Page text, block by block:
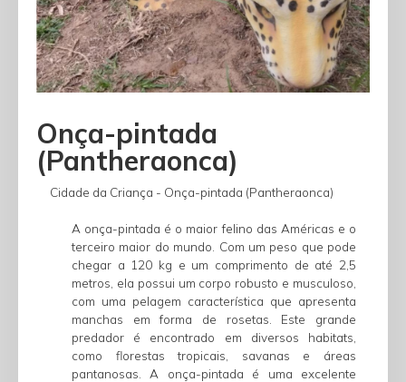
Onça-pintada
(Pantheraonca)
Cidade da Criança - Onça-pintada (Pantheraonca)
A onça-pintada é o maior felino das Américas e o
terceiro maior do mundo. Com um peso que pode
chegar a 120 kg e um comprimento de até 2,5
metros, ela possui um corpo robusto e musculoso,
com uma pelagem característica que apresenta
manchas em forma de rosetas. Este grande
predador é encontrado em diversos habitats,
como florestas tropicais, savanas e áreas
pantanosas. A onça-pintada é uma excelente